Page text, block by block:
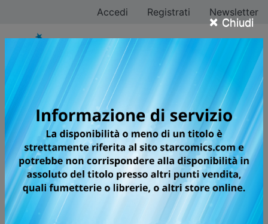
× Chiudi
Accedi Registrati Newsletter
Shop online fumetti
INFO PAGAMENTO Filtra ricerca